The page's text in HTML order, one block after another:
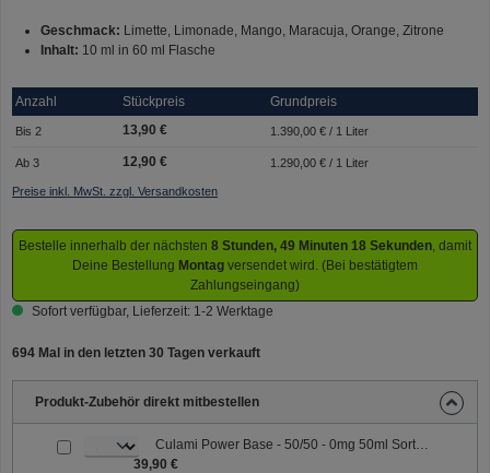
Geschmack: Limette, Limonade, Mango, Maracuja, Orange, Zitrone
Inhalt: 10 ml in 60 ml Flasche
Anzahl Stückpreis Grundpreis
Bis2 13,90 € 1.390,00 € / 1 Liter
Ab3 12,90 € 1.290,00 € / 1 Liter
Preise inkl. MwSt. zzgl. Versandkosten
Bestelle innerhalb der nächsten 8 Stunden, 49 Minuten 18 Sekunden, damit
Deine Bestellung Montag versendet wird. (Bei bestätigtem
Zahlungseingang)
Sofort verfügbar, Lieferzeit: 1-2 Werktage
694 Mal in den letzten 30 Tagen verkauft
Produkt-Zubehör direkt mitbestellen
Culami Power Base - 50/50 - 0mg 50ml Sorte: 50/50
39,90 €